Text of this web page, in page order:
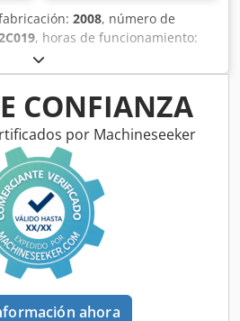
2008, número de
, horas de funcionamiento:
toneladas – Teichmann / Paola
grúa pórtico con una capacidad de
tras una modernización integral
GmbH. La máquina está
con las
técnica completas y
• Fabricante: Paola De Nicola
2008 • Modernización: 2025
de elevación: 4 carros x
de serie: K122C019 • Dimensiones:
x 11.000 x 15.450 mm (A x L x Al)
aproximadamente 12.800 mm •
/ 8,0 m/min • Velocidad del
de desplazamiento: 90 m/min •
CONFIANZA
por Machineseeker
ahora